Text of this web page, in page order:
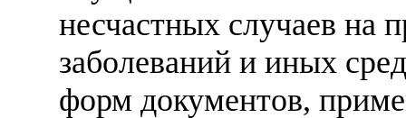
несчастных случаев на
заболеваний и иных
форм документов,